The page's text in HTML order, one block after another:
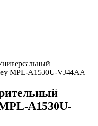
MPL-A1530U-VJ44AA
A1530U-